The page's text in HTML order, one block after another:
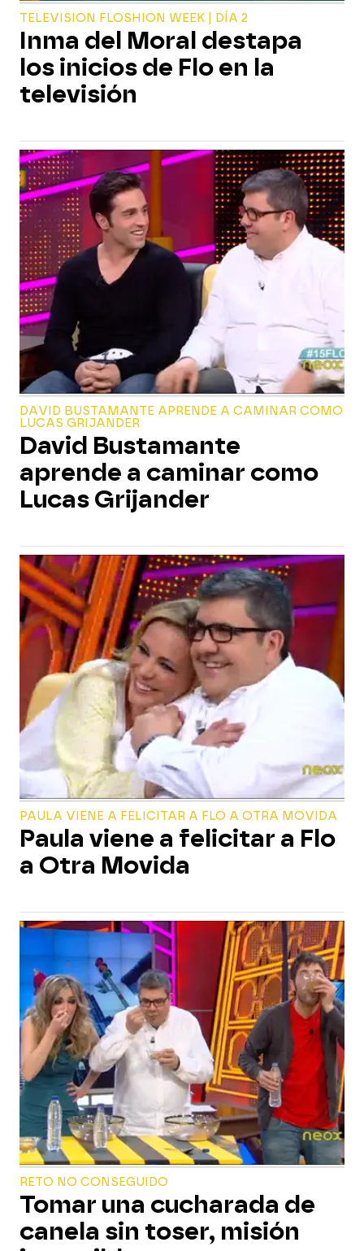
TELEVISION FLOSHION WEEK | DÍA 2
Inma del Moral destapa
los inicios de Flo en la
televisión
DAVID BUSTAMANTE APRENDE A CAMINAR COMO
LUCAS GRIJANDER
David Bustamante
aprende a caminar como
Lucas Grijander
PAULA VIENE A FELICITAR A FLO A OTRA MOVIDA
Paula viene a felicitar a Flo
a Otra Movida
RETO NO CONSEGUIDO
Tomar una cucharada de
canela sin toser, misión